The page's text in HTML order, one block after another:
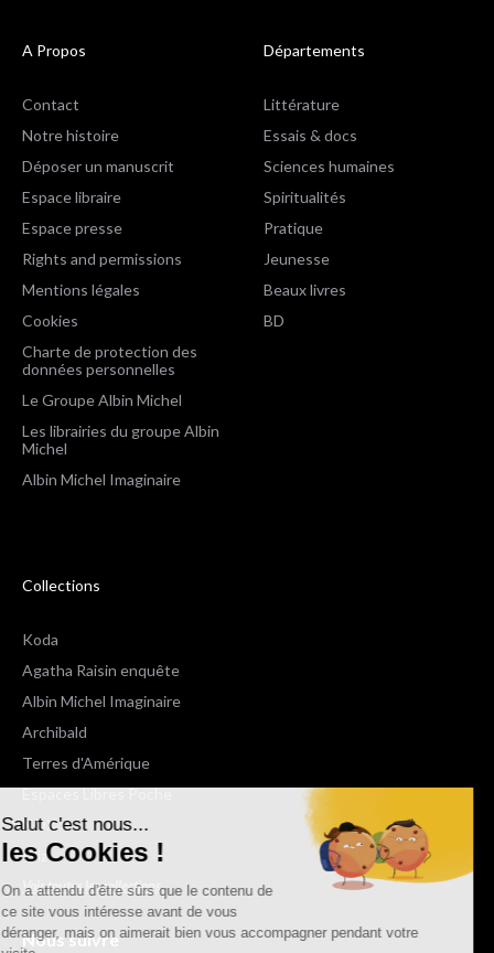
Salut c'est nous...
les Cookies !
On a attendu d'être sûrs que le contenu de
ce site vous intéresse avant de vous
déranger, mais on aimerait bien vous accompagner pendant votre
A Propos
Contact
Notre histoire
Déposer un manuscrit
Espace libraire
Espace presse
Rights and permissions
Mentions légales
Cookies
Charte de protection des
données personnelles
Le Groupe Albin Michel
Les librairies du groupe Albin
Michel
Albin Michel Imaginaire
Départements
Littérature
Essais & docs
Sciences humaines
Spiritualités
Pratique
Jeunesse
Beaux livres
BD
Collections
Koda
Agatha Raisin enquête
Albin Michel Imaginaire
Archibald
Terres d'Amérique
Espaces Libres Poche
NOX
Wiz
Voir toutes les collections
Nous suivre